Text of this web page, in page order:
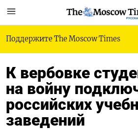
Поддержите The Moscow Times
К вербовке
на войну
российских
заведений